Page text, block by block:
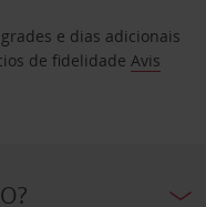
e dias adicionais
de fidelidade Avis